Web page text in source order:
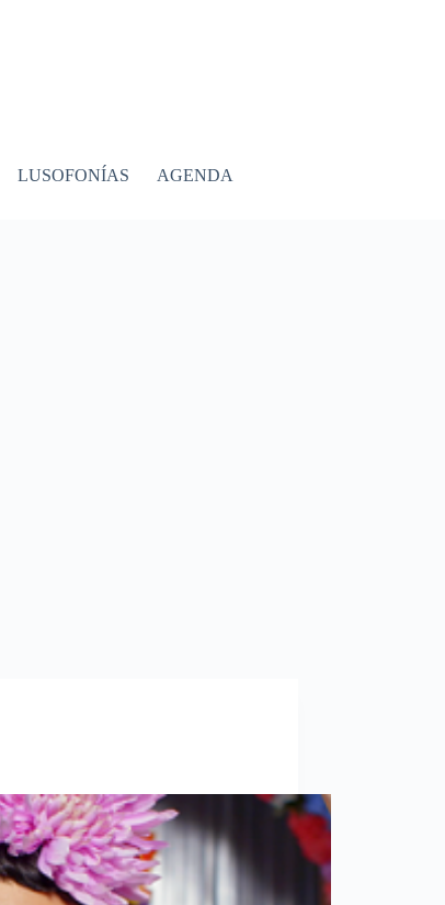
LUSOFONÍAS AGENDA